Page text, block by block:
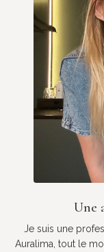
Une
Je suis une
Auralima, tout le